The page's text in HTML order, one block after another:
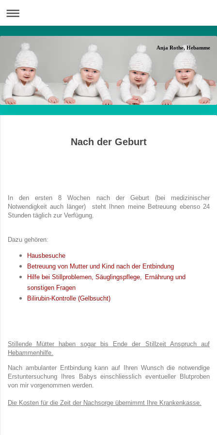
Anja Rothe, Hebamme
Nach der Geburt
In den ersten 8 Wochen nach der Geburt (bei medizinischer
Notwendigkeit auch länger) steht Ihnen meine Betreuung ebenso 24
Stunden täglich zur Verfügung.
Dazu gehören:
Hausbesuche
Betreuung von Mutter und Kind nach der Entbindung
Hilfe bei Stillproblemen, Säuglingspflege,
Ernährung und
sonstigen Fragen
Bilirubin-Kontrolle (Gelbsucht)
Stillende Mütter haben sogar bis Ende der Stillzeit Anspruch auf
Hebammenhilfe.
Nach ambulanter Entbindung kann auf Ihren Wunsch die notwendige
Erstuntersuchung Ihres Babys einschliesslich eventueller Blutproben
von mir vorgenommen werden.
Die Kosten für die Zeit der Nachsorge übernimmt Ihre Krankenkasse.